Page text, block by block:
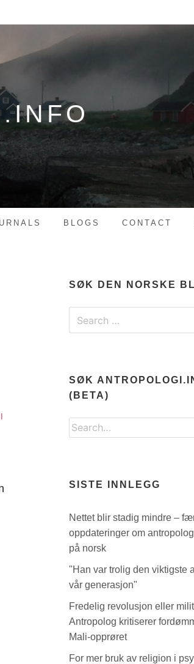
BLOGS CONTACT
SØK DEN NORSKE
SØK
(BETA)
Search
the
SISTE INNLEGG
Nettet blir stadig mindre –
oppdateringer om
på norsk
"Han var trolig den viktigste
vår generasjon"
Fredelig revolusjon eller
Antropolog kritiserer
Mali-opprøret
For mer bruk av religion i